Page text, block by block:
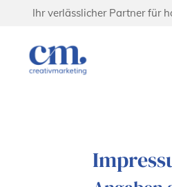
Ihr verlässlicher Partner für